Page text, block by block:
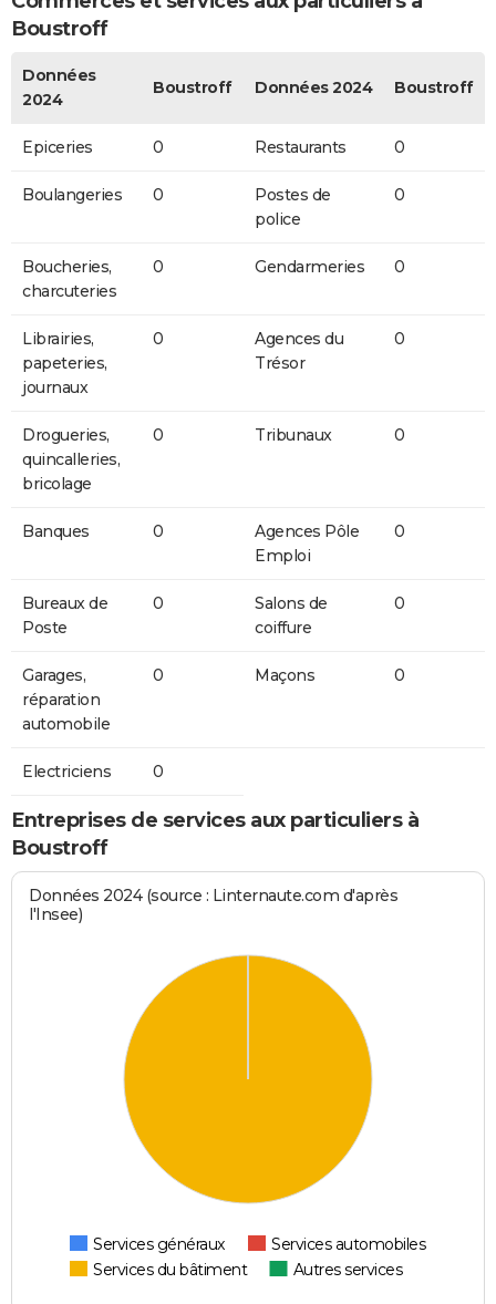
Boustroff
Données
2024
Boustroff Données 2024 Boustroff
Epiceries 0 Restaurants 0
Boulangeries 0
Postes de
police
0
Boucheries,
charcuteries
0 Gendarmeries 0
Librairies,
papeteries,
journaux
0
Agences du
Trésor
0
Drogueries,
quincalleries,
bricolage
0 Tribunaux 0
Banques 0
Agences Pôle
Emploi
0
Bureaux de
Poste
0
Salons de
coiffure
0
Garages,
réparation
automobile
0 Maçons 0
Electriciens 0
Entreprises de services aux particuliers à
Boustroff
Données 2024 (source : Linternaute.com d'après
l'Insee)
Services généraux
Services automobiles
Services du bâtiment
Autres services